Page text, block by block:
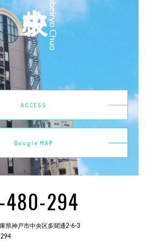
Kobeiryo Chuo
ACCESS
Google MAP
480-294
県神戸市中央区多聞通2-6-3